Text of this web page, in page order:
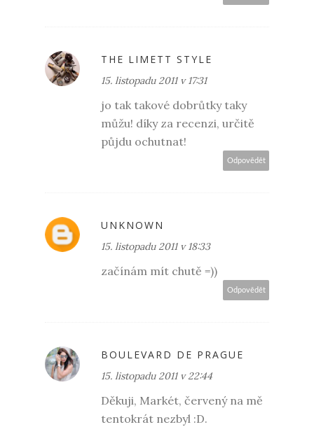
THE LIMETT STYLE
15. listopadu 2011 v 17:31
jo tak takové dobrůtky taky
můžu! díky za recenzi, určitě
půjdu ochutnat!
Odpovědět
UNKNOWN
15. listopadu 2011 v 18:33
začínám mít chutě =))
Odpovědět
BOULEVARD DE PRAGUE
15. listopadu 2011 v 22:44
Děkuji, Markét, červený na mě
tentokrát nezbyl :D.